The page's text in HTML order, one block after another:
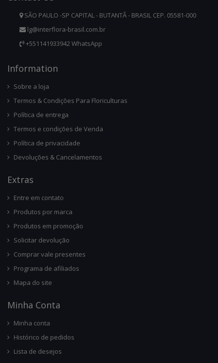
SÃO PAULO -SP CAPITAL - BUTANTÃ - BRASIL CEP. 05581-000
lg@interflora-brasil.com.br
+551141933942 WhatsApp
InforMation
Sobre a loja
Termos & Condições Para Floriculturas
Política de entrega
Termos e condições de Venda
Política de privacidade
Devoluções & Cancelamentos
ExtRas
Entre em contato
Produtos por marca
Produtos em promoção
Solicitar devolução
Comprar vale presentes
Programa de afiliados
Mapa do site
Minha Conta
Minha conta
Histórico de pedidos
Lista de desejos